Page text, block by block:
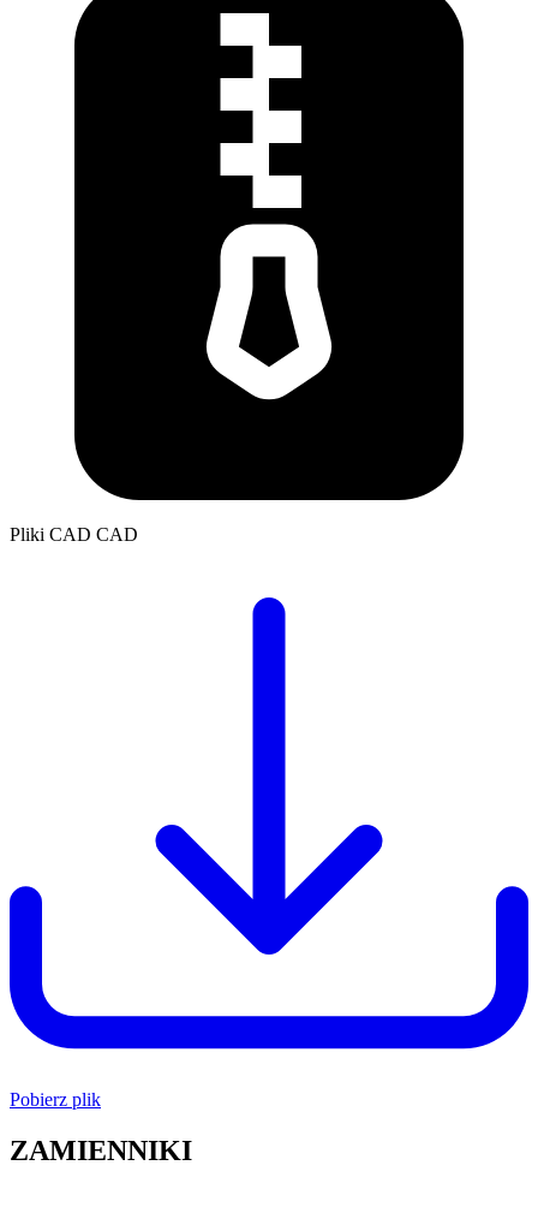
Pliki CAD CAD
Pobierz plik
ZAMIENNIKI